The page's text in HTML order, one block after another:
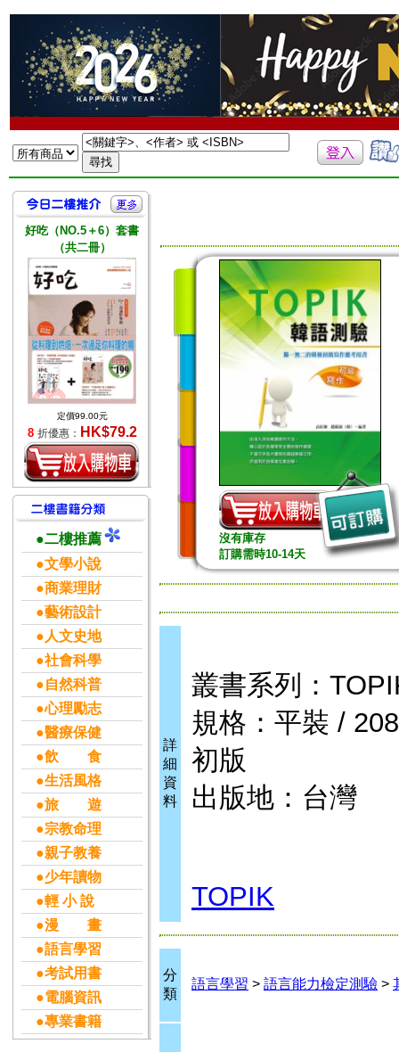
好吃（NO.5＋6）套書
（共二冊）
定價99.00元
8 折優惠： HK$79.2
●二樓推薦
●文學小說
●商業理財
●藝術設計
●人文史地
●社會科學
●自然科普
●心理勵志
●醫療保健
●飲 食
●生活風格
●旅 遊
●宗教命理
●親子教養
●少年讀物
●輕 小 說
●漫 畫
●語言學習
●考試用書
●電腦資訊
●專業書籍
沒有庫存
訂購需時10-14天
詳
細
資
料
叢書系列：
規格：平裝 /
初版
出版地：台灣
TOPIK
分
類
語言學習 > 語言能力檢定測驗 >